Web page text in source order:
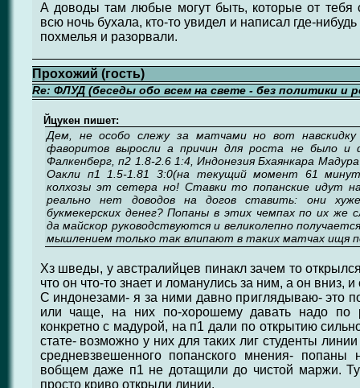
А доводы там любые могут быть, которые от
всю ночь бухала, кто-то увидел и написал где-
похмелья и разорвали.
Прохожий (гость)
Re: ФЛУД (беседы обо всем на свете - без политики и
Йцукен пишет:
Дем, не особо слежу за матчами но вот
фаворитов выросли а причин для роста не было и
Фалкенберг, п2 1.8-2.6 1:4, Индонезия Бхаянкара
Оакли п1 1.5-1.81 3:0(на текущий момент 61
колхозы эт сетера но! Ставки то попанские идут
реально нет доводов на догов ставить: они
букмекерских денег? Попаны в этих чемпах по их же
да майскор руководствуются и великолепно
мышлением только так влипают в таких матчах ищя
Хз шведы, у австралийцев пинакл зачем то
что он что-то знает и ломанулись за ним, а он вниз,
С индонезами- я за ними давно приглядываю- это
или чаще, на них по-хорошему давать надо по
конкретно с мадурой, на п1 дали по открытию
стате- возможно у них для таких лиг студенты
средневзвешенного попанского мнения-
вобщем даже п1 не дотащили до чистой маржи.
просто криво открыли линии.